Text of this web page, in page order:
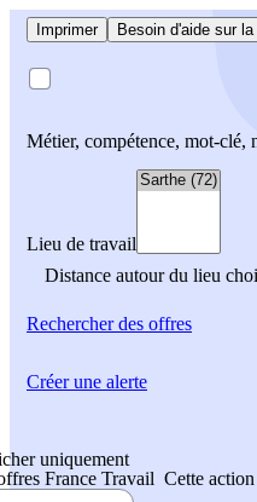
Imprimer Besoin d'aide sur
Métier, compétence, mot-clé,
Lieu de travail
Distance autour du lieu
Rechercherdes offres
uniquement
France Travail Cette
Créer une alerte